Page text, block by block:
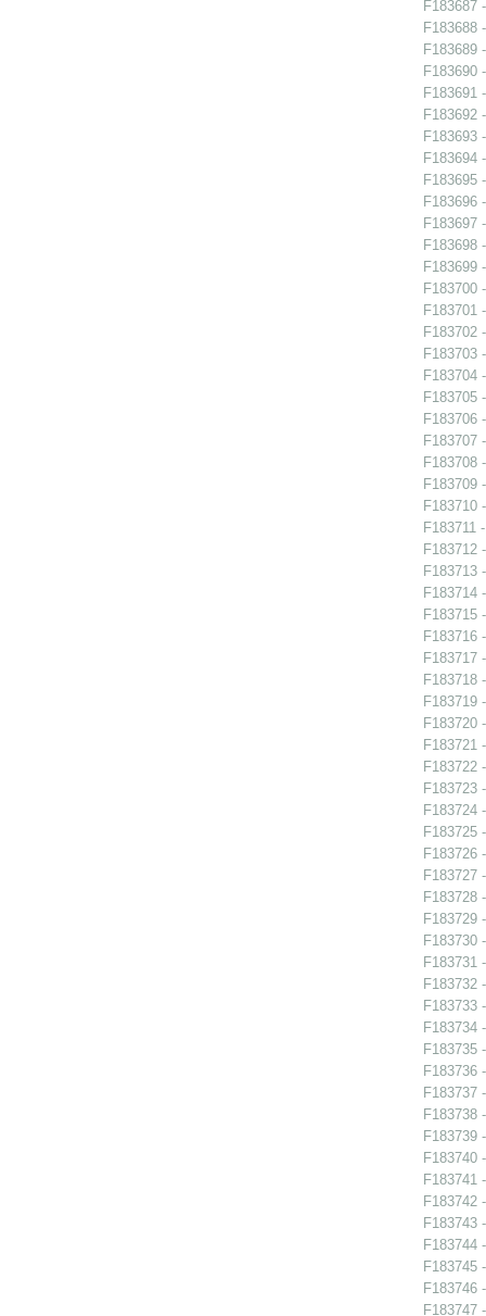
F183687
F183688
F183689
F183690
F183691
F183692
F183693
F183694
F183695
F183696
F183697
F183698
F183699
F183700
F183701
F183702
F183703
F183704
F183705
F183706
F183707
F183708
F183709
F183710
F183711
F183712
F183713
F183714
F183715
F183716
F183717
F183718
F183719
F183720
F183721
F183722
F183723
F183724
F183725
F183726
F183727
F183728
F183729
F183730
F183731
F183732
F183733
F183734
F183735
F183736
F183737
F183738
F183739
F183740
F183741
F183742
F183743
F183744
F183745
F183746
F183747